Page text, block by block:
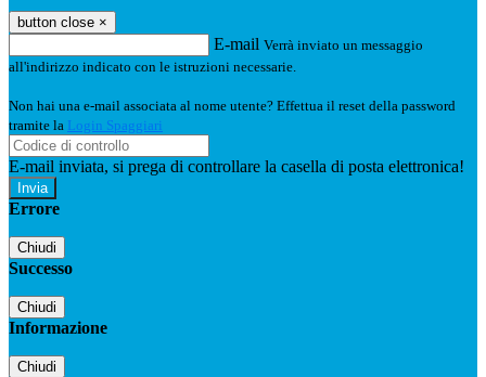
button close ×
E-mail Verrà inviato un messaggio
all'indirizzo indicato con le istruzioni necessarie.
Non hai una e-mail associata al nome utente? Effettua il reset della password
tramite la Login Spaggiari
E-mail inviata, si prega di controllare la casella di posta elettronica!
Errore
Chiudi
Successo
Chiudi
Informazione
Chiudi